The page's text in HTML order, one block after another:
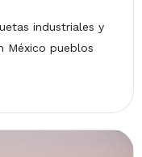
industriales y
México pueblos